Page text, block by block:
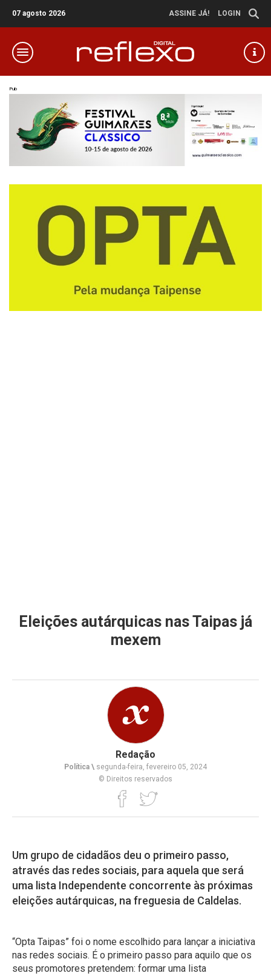
07 agosto 2026 ASSINE JÁ! LOGIN
Pub
Eleições autárquicas nas Taipas já
mexem
Redação
Política \ segunda-feira, fevereiro 05, 2024
© Direitos reservados
Um grupo de cidadãos deu o primeiro passo,
através das redes sociais, para aquela que será
uma lista Independente concorrente às próximas
eleições autárquicas, na freguesia de Caldelas.
“Opta Taipas” foi o nome escolhido para lançar a iniciativa
nas redes sociais. É o primeiro passo para aquilo que os
seus promotores pretendem: formar uma lista